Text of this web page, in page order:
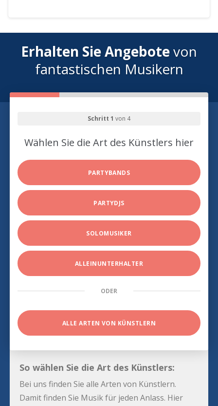
Erhalten Sie Angebotevon
fantastischen Musikern
Schritt 1 von 4
Wählen Sie die Art des Künstlers hier
PARTYBANDS
PARTYDJS
SOLOMUSIKER
ALLEINUNTERHALTER
ODER
ALLE ARTEN VON KÜNSTLERN
So wählen Sie die Art des Künstlers:
Bei uns finden Sie alle Arten von Künstlern.
Damit finden Sie Musik für jeden Anlass. Hier